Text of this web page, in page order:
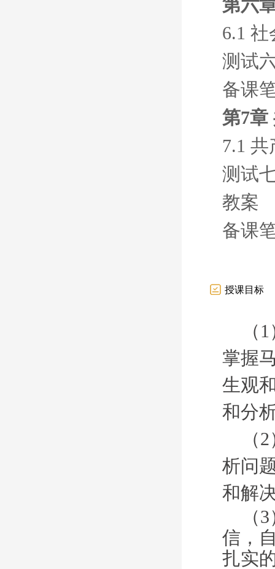
第六
6.1
测试
备课
第7章
7.1
测试
教案
备课
授课目标
（
掌握
生观
和分
（
析问
和解
（3
信，
扎实